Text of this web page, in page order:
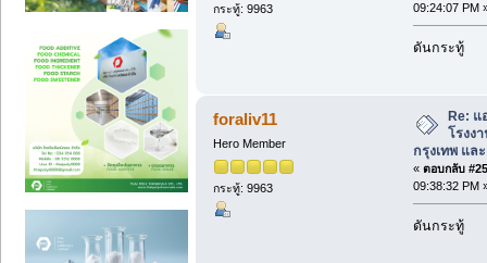
กระทู้: 9963
09:24:07 PM
ดันกระทู้
foraliv11
Hero Member
กระทู้: 9963
Re: แ
โรงง
กรุงเทพ แล
« ตอบกลับ
09:38:32 PM
ดันกระทู้